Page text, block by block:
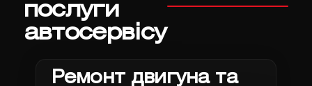
послуги
автосервісу
Ремонт двигуна та